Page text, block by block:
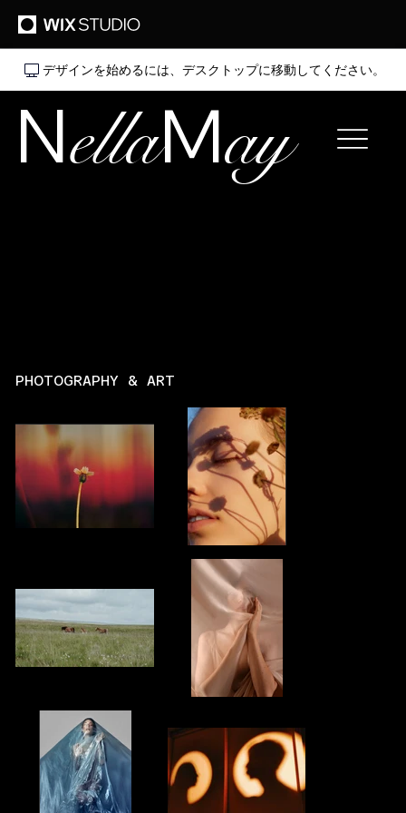
デザインを始めるには、デスクトップに移動してください。